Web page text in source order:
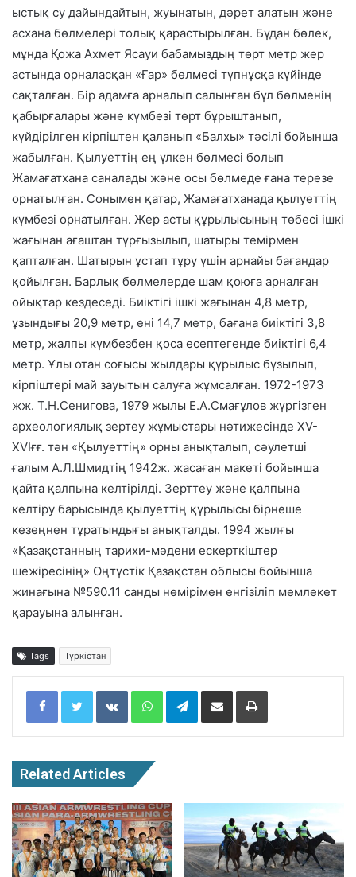
ыстық су дайындайтын, жуынатын, дәрет алатын және
асхана бөлмелері толық қарастырылған. Бұдан бөлек,
мұнда Қожа Ахмет Ясауи бабамыздың төрт метр жер
астында орналасқан «Ғар» бөлмесі түпнұсқа күйінде
сақталған. Бір адамға арналып салынған бұл бөлменің
қабырғалары және күмбезі төрт бұрыштанып,
күйдірілген кірпіштен қаланып «Балхы» тәсілі бойынша
жабылған. Қылуеттің ең үлкен бөлмесі болып
Жамағатхана саналады және осы бөлмеде ғана терезе
орнатылған. Сонымен қатар, Жамағатханада қылуеттің
күмбезі орнатылған. Жер асты құрылысының төбесі ішкі
жағынан ағаштан тұрғызылып, шатыры темірмен
қапталған. Шатырын ұстап тұру үшін арнайы бағандар
қойылған. Барлық бөлмелерде шам қоюға арналған
ойықтар кездеседі. Биіктігі ішкі жағынан 4,8 метр,
ұзындығы 20,9 метр, ені 14,7 метр, бағана биіктігі 3,8
метр, жалпы күмбезбен қоса есептегенде биіктігі 6,4
метр. Ұлы отан соғысы жылдары құрылыс бұзылып,
кірпіштері май зауытын салуға жұмсалған. 1972-1973
жж. Т.Н.Сенигова, 1979 жылы Е.А.Смағұлов жүргізген
археологиялық зертеу жұмыстары нәтижесінде ХV-
ХVІғғ. тән «Қылуеттің» орны анықталып, сәулетші
ғалым А.Л.Шмидтің 1942ж. жасаған макеті бойынша
қайта қалпына келтірілді. Зерттеу және қалпына
келтіру барысында қылуеттің құрылысы бірнеше
кезеңнен тұратындығы анықталды. 1994 жылғы
«Қазақстанның тарихи-мәдени ескерткіштер
шежіресінің» Оңтүстік Қазақстан облысы бойынша
жинағына №590.11 санды нөмірімен енгізіліп мемлекет
қарауына алынған.
Tags Түркістан
Facebook Twitter VKontakte WhatsApp Telegram
Related Articles